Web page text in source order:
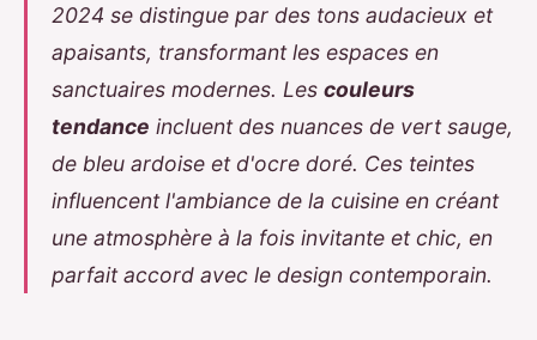
2024 se distingue par des tons audacieux et
apaisants, transformant les espaces en
sanctuaires modernes. Les couleurs
tendance incluent des nuances de vert sauge,
de bleu ardoise et d'ocre doré. Ces teintes
influencent l'ambiance de la cuisine en créant
une atmosphère à la fois invitante et chic, en
parfait accord avec le design contemporain.